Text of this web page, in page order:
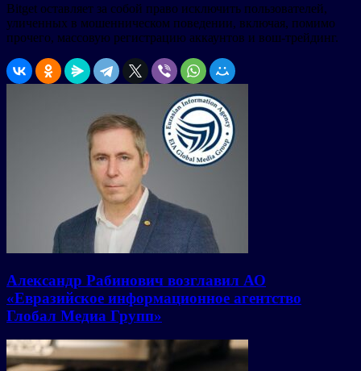
Bitget оставляет за собой право исключить пользователей,
уличенных в мошенническом поведении, включая, помимо
прочего, массовую регистрацию аккаунтов и вош-трейдинг.
Александр Рабинович возглавил АО
«Евразийское информационное агентство
Глобал Медиа Групп»